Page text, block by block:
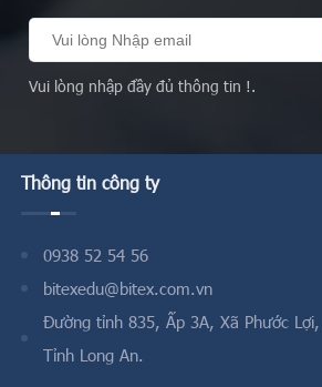
Vui lòng nhập đầy đủ thông tin !.
Thông tin công ty
0938 52 54 56
bitexedu@bitex.com.vn
Đường tỉnh 835, Ấp 3A, Xã Phước
Tỉnh Long An.